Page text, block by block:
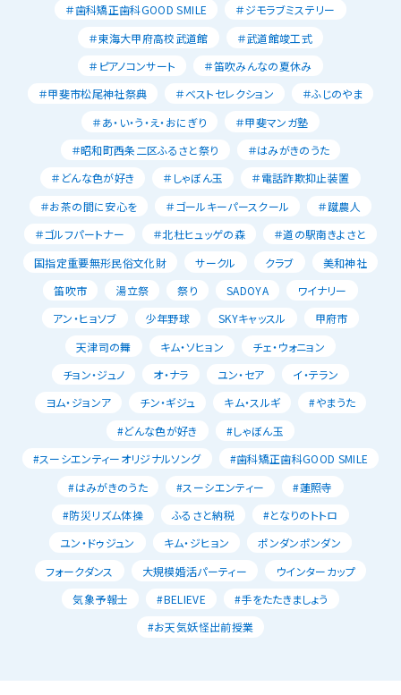
＃歯科矯正歯科GOOD SMILE
＃ジモラブミステリー
＃東海大甲府高校武道館
＃武道館竣工式
＃ピアノコンサート
＃笛吹みんなの夏休み
＃甲斐市松尾神社祭典
＃ベストセレクション
＃ふじのやま
＃あ・い・う・え・おにぎり
＃甲斐マンガ塾
＃昭和町西条二区ふるさと祭り
＃はみがきのうた
＃どんな色が好き
＃しゃぼん玉
＃電話詐欺抑止装置
＃お茶の間に安心を
＃ゴールキーパースクール
＃蹴農人
＃ゴルフパートナー
＃北杜ヒュッゲの森
＃道の駅南きよさと
国指定重要無形民俗文化財
サークル クラブ
美和神社
笛吹市
湯立祭 祭り SADOYA
ワイナリー
アン・ヒョソブ
少年野球 SKYキャッスル
甲府市
天津司の舞
キム・ソヒョン
チェ・ウォニョン
チョン・ジュノ
オ・ナラ ユン・セア
イ・テラン
ヨム・ジョンア
チン・ギジュ キム・スルギ
#やまうた
#どんな色が好き
#しゃぼん玉
#スーシエンティーオリジナルソング
#歯科矯正歯科GOOD SMILE
#はみがきのうた
#スーシエンティー
#蓮照寺
#防災リズム体操
ふるさと納税
#となりのトトロ
ユン・ドゥジュン
キム・ジヒョン
ポンダンポンダン
フォークダンス
大規模婚活パーティー
ウインターカップ
気象予報士
#BELIEVE
#手をたたきましょう
#お天気妖怪出前授業